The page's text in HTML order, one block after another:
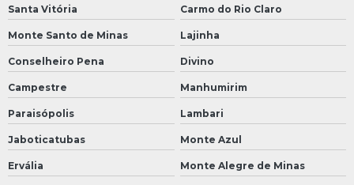
Santa Vitória Carmo do Rio Claro
Monte Santo de Minas Lajinha
Conselheiro Pena Divino
Campestre Manhumirim
Paraisópolis Lambari
Jaboticatubas Monte Azul
Ervália Monte Alegre de Minas